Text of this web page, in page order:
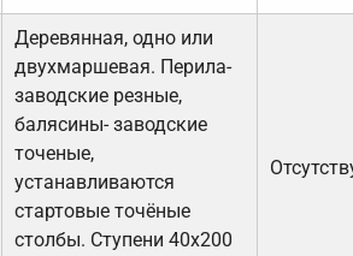
Деревянная, одно или
двухмаршевая. Перила-
заводские резные,
балясины- заводские
точеные,
устанавливаются
стартовые точёные
столбы. Ступени 40х200